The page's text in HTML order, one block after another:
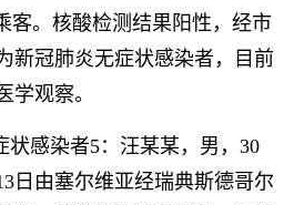
客。核酸检测结果阳性，经市
新冠肺炎无症状感染者，目前
学观察。
感染者5：汪某某，男，30
日由塞尔维亚经瑞典斯德哥尔